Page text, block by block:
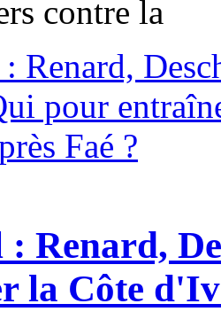
contre la
Renard,
la Côte